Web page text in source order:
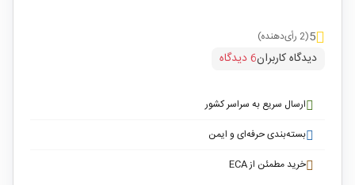
5(2 رأی‌دهنده)
دیدگاه کاربران6 دیدگاه
ارسال سریع به سراسر کشور
بسته‌بندی حرفه‌ای و ایمن
خرید مطمئن از ECA